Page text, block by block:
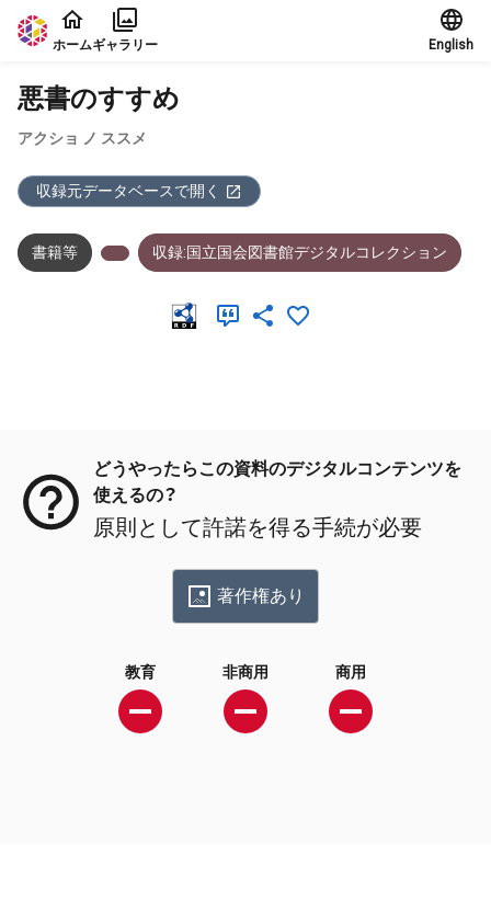
本文に飛ぶ
ホームギャラリー English
悪書のすすめ
アクショ ノ ススメ
収録元データベースで開く
書籍等 収録:国立国会図書館デジタルコレクション
どうやったらこの資料のデジタルコンテンツを
使えるの？
原則として許諾を得る手続が必要
著作権あり
教育 非商用 商用